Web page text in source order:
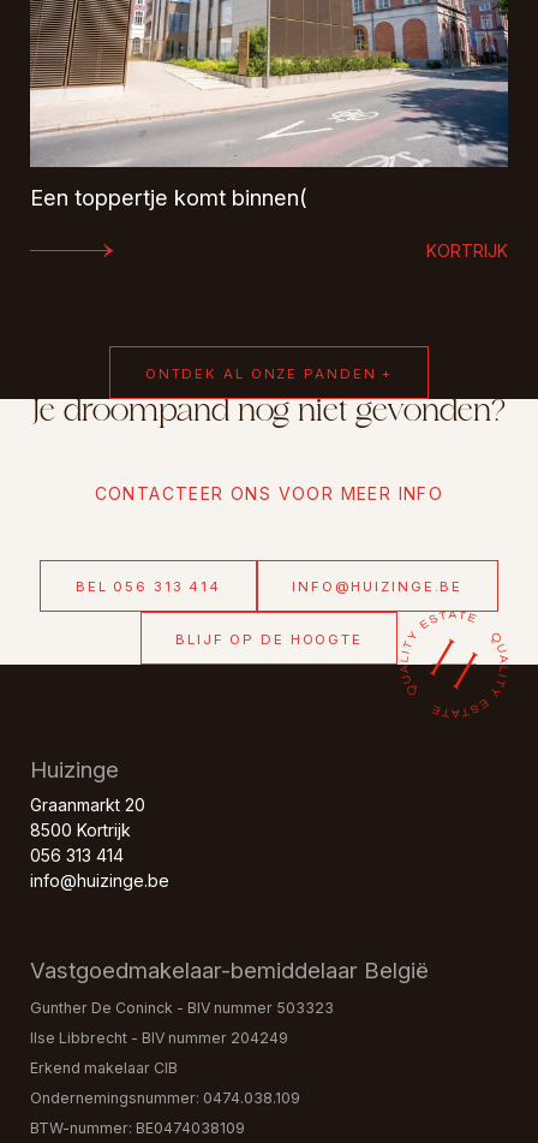
Een toppertje komt binnen(
KORTRIJK
ONTDEK AL ONZE PANDEN +
Je droompand nog niet gevonden?
CONTACTEER ONS VOOR MEER INFO
BEL 056 313 414 INFO@HUIZINGE.BE
BLIJF OP DE HOOGTE
Huizinge
Graanmarkt 20
8500 Kortrijk
056 313 414
info@huizinge.be
Vastgoedmakelaar-bemiddelaar België
Gunther De Coninck - BIV nummer 503323
Ilse Libbrecht - BIV nummer 204249
Erkend makelaar CIB
Ondernemingsnummer: 0474.038.109
BTW-nummer: BE0474038109